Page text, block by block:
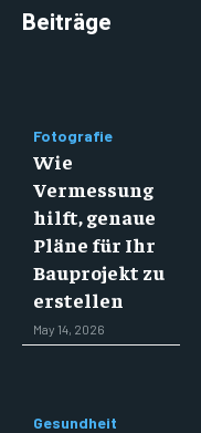
Beiträge
Fotografie
Wie
Vermessung
hilft, genaue
Pläne für Ihr
Bauprojekt zu
erstellen
May 14, 2026
Gesundheit